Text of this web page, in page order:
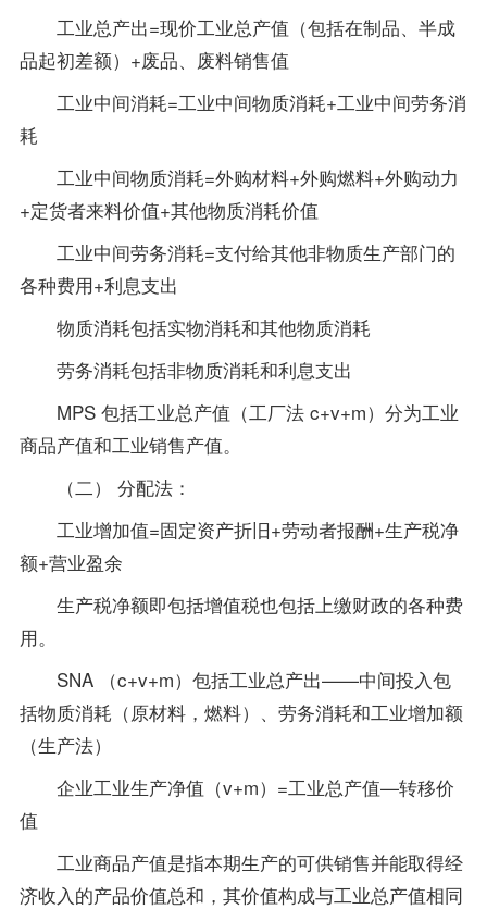
工业总产出=现价工业总产值（包括在制品、半成
品起初差额）+废品、废料销售值
工业中间消耗=工业中间物质消耗+工业中间劳务消
耗
工业中间物质消耗=外购材料+外购燃料+外购动力
+定货者来料价值+其他物质消耗价值
工业中间劳务消耗=支付给其他非物质生产部门的
各种费用+利息支出
物质消耗包括实物消耗和其他物质消耗
劳务消耗包括非物质消耗和利息支出
MPS 包括工业总产值（工厂法 c+v+m）分为工业
商品产值和工业销售产值。
（二） 分配法：
工业增加值=固定资产折旧+劳动者报酬+生产税净
额+营业盈余
生产税净额即包括增值税也包括上缴财政的各种费
用。
SNA （c+v+m）包括工业总产出——中间投入包
括物质消耗（原材料，燃料）、劳务消耗和工业增加额
（生产法）
企业工业生产净值（v+m）=工业总产值—转移价
值
工业商品产值是指本期生产的可供销售并能取得经
济收入的产品价值总和，其价值构成与工业总产值相同